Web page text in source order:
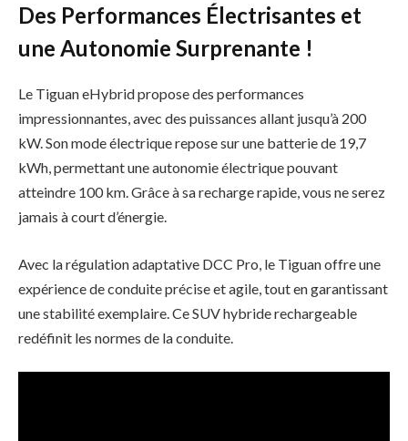
Des Performances Électrisantes et
une Autonomie Surprenante !
Le Tiguan eHybrid propose des performances
impressionnantes, avec des puissances allant jusqu’à 200
kW. Son mode électrique repose sur une batterie de 19,7
kWh, permettant une autonomie électrique pouvant
atteindre 100 km. Grâce à sa recharge rapide, vous ne serez
jamais à court d’énergie.
Avec la régulation adaptative DCC Pro, le Tiguan offre une
expérience de conduite précise et agile, tout en garantissant
une stabilité exemplaire. Ce SUV hybride rechargeable
redéfinit les normes de la conduite.